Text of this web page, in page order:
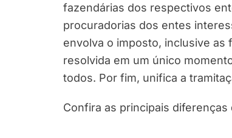
fazendárias dos respectivos
procuradorias dos entes
envolva o imposto, inclusive
resolvida em um único
todos. Por fim, unifica a
Confira as principais